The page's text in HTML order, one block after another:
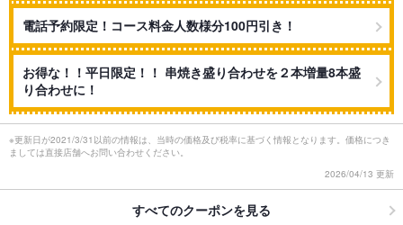
電話予約限定！コース料金人数様分100円引き！
お得な！！平日限定！！ 串焼き盛り合わせを２本増量8本盛
り合わせに！
※更新日が2021/3/31以前の情報は、当時の価格及び税率に基づく情報となります。価格につき
ましては直接店舗へお問い合わせください。
2026/04/13 更新
すべてのクーポンを見る